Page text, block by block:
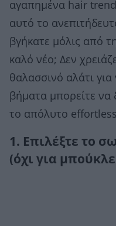
αγαπημένα hair
αυτό το
βγήκατε μόλις από
καλό νέο; Δεν
θαλασσινό αλάτι
βήματα μπορείτε να
το απόλυτο
1. Επιλέξτε το
(όχι για